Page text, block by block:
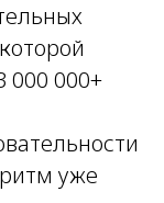
000 000+
уже